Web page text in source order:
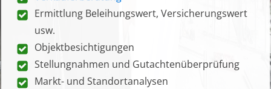
Ermittlung Beleihungswert, Versicherungswert
usw.
Objektbesichtigungen
Stellungnahmen und Gutachtenüberprüfung
Markt- und Standortanalysen